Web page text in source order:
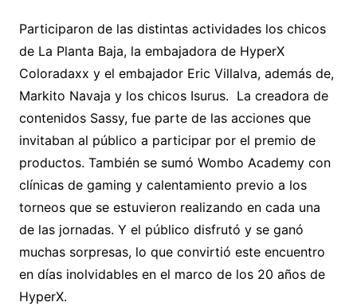
Participaron de las distintas actividades los chicos
de La Planta Baja, la embajadora de HyperX
Coloradaxx y el embajador Eric Villalva, además de,
Markito Navaja y los chicos Isurus. La creadora de
contenidos Sassy, fue parte de las acciones que
invitaban al público a participar por el premio de
productos. También se sumó Wombo Academy con
clínicas de gaming y calentamiento previo a los
torneos que se estuvieron realizando en cada una
de las jornadas. Y el público disfrutó y se ganó
muchas sorpresas, lo que convirtió este encuentro
en días inolvidables en el marco de los 20 años de
HyperX.